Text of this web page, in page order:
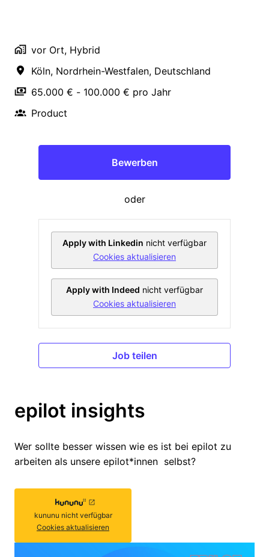
vor Ort, Hybrid
Köln, Nordrhein-Westfalen, Deutschland
65.000 € - 100.000 € pro Jahr
Product
Bewerben
oder
Apply with Linkedin nicht verfügbar
Cookies aktualisieren
Apply with Indeed nicht verfügbar
Cookies aktualisieren
Job teilen
epilot insights
Wer sollte besser wissen wie es ist bei epilot zu
arbeiten als unsere epilot*innen  selbst?
kununu nicht verfügbar
Cookies aktualisieren